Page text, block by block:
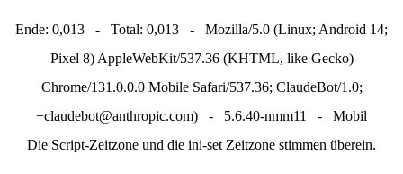
Ende: 0,013 - Total: 0,013 - Mozilla/5.0 (Linux; Android 14;
Pixel 8) AppleWebKit/537.36 (KHTML, like Gecko)
Chrome/131.0.0.0 Mobile Safari/537.36; ClaudeBot/1.0;
+claudebot@anthropic.com) - 5.6.40-nmm11 - Mobil
Die Script-Zeitzone und die ini-set Zeitzone stimmen überein.